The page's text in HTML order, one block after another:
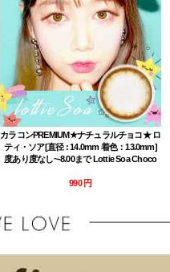
カラコンPREMIUM★ナチュラルチョコ★ ロ
ティ・ソア[直径 : 14.0mm 着色：13.0mm]
度あり度なし~-8.00まで Lottie Soa Choco
990 円